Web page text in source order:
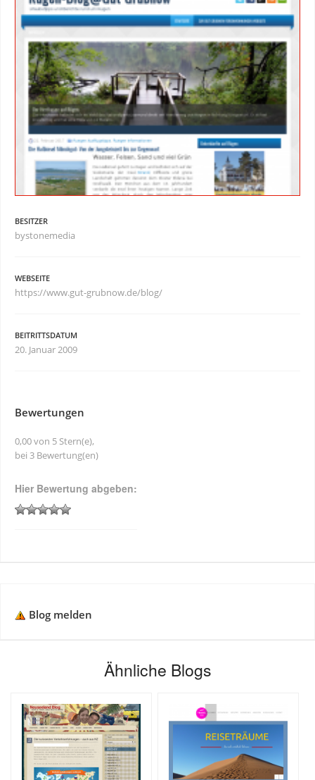
BESITZER
bystonemedia
WEBSEITE
https://www.gut-grubnow.de/blog/
BEITRITTSDATUM
20. Januar 2009
Bewertungen
0,00 von 5 Stern(e),
bei 3 Bewertung(en)
Hier Bewertung abgeben:
Blog melden
Ähnliche Blogs